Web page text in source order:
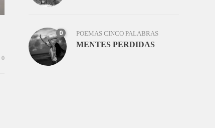
0
0 POEMAS CINCO PALABRAS
MENTES PERDIDAS